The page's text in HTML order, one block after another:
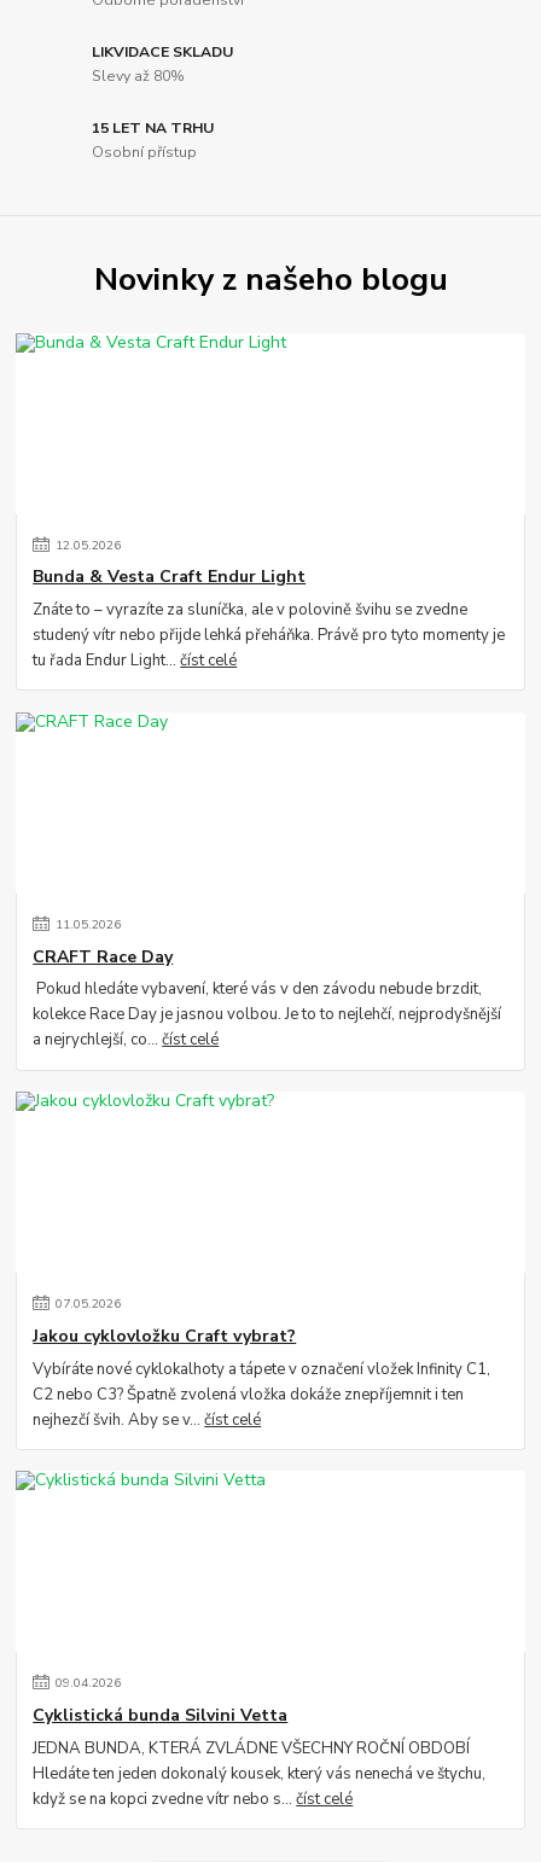
LIKVIDACE SKLADU
Slevy až 80%
15 LET NA TRHU
Osobní přístup
Novinky z našeho blogu
12.05.2026
Bunda & Vesta Craft Endur Light
Znáte to – vyrazíte za sluníčka, ale v polovině švihu se zvedne
studený vítr nebo přijde lehká přeháňka. Právě pro tyto momenty je
tu řada Endur Light...číst celé
11.05.2026
CRAFT Race Day
Pokud hledáte vybavení, které vás v den závodu nebude brzdit,
kolekce Race Day je jasnou volbou. Je to to nejlehčí, nejprodyšnější
a nejrychlejší, co...číst celé
07.05.2026
Jakou cyklovložku Craft vybrat?
Vybíráte nové cyklokalhoty a tápete v označení vložek Infinity C1,
C2 nebo C3? Špatně zvolená vložka dokáže znepříjemnit i ten
nejhezčí švih. Aby se v...číst celé
09.04.2026
Cyklistická bunda Silvini Vetta
JEDNA BUNDA, KTERÁ ZVLÁDNE VŠECHNY ROČNÍ OBDOBÍ
Hledáte ten jeden dokonalý kousek, který vás nenechá ve štychu,
když se na kopci zvedne vítr nebo s...číst celé